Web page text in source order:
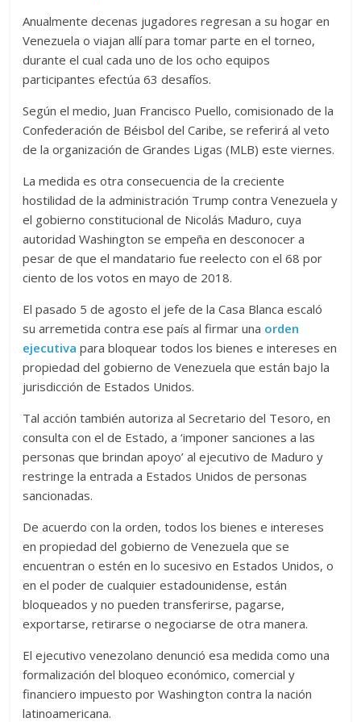
Anualmente decenas jugadores regresan a su hogar en
Venezuela o viajan allí para tomar parte en el torneo,
durante el cual cada uno de los ocho equipos
participantes efectúa 63 desafíos.
Según el medio, Juan Francisco Puello, comisionado de la
Confederación de Béisbol del Caribe, se referirá al veto
de la organización de Grandes Ligas (MLB) este viernes.
La medida es otra consecuencia de la creciente
hostilidad de la administración Trump contra Venezuela y
el gobierno constitucional de Nicolás Maduro, cuya
autoridad Washington se empeña en desconocer a
pesar de que el mandatario fue reelecto con el 68 por
ciento de los votos en mayo de 2018.
El pasado 5 de agosto el jefe de la Casa Blanca escaló
su arremetida contra ese país al firmar una orden
ejecutiva para bloquear todos los bienes e intereses en
propiedad del gobierno de Venezuela que están bajo la
jurisdicción de Estados Unidos.
Tal acción también autoriza al Secretario del Tesoro, en
consulta con el de Estado, a ‘imponer sanciones a las
personas que brindan apoyo’ al ejecutivo de Maduro y
restringe la entrada a Estados Unidos de personas
sancionadas.
De acuerdo con la orden, todos los bienes e intereses
en propiedad del gobierno de Venezuela que se
encuentran o estén en lo sucesivo en Estados Unidos, o
en el poder de cualquier estadounidense, están
bloqueados y no pueden transferirse, pagarse,
exportarse, retirarse o negociarse de otra manera.
El ejecutivo venezolano denunció esa medida como una
formalización del bloqueo económico, comercial y
financiero impuesto por Washington contra la nación
latinoamericana.